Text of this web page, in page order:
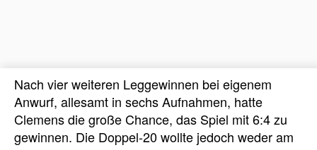
Nach vier weiteren Leggewinnen bei eigenem
Anwurf, allesamt in sechs Aufnahmen, hatte
Clemens die große Chance, das Spiel mit 6:4 zu
gewinnen. Die Doppel-20 wollte jedoch weder am